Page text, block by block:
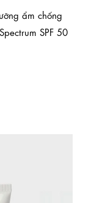
ẩm chống
SPF 50